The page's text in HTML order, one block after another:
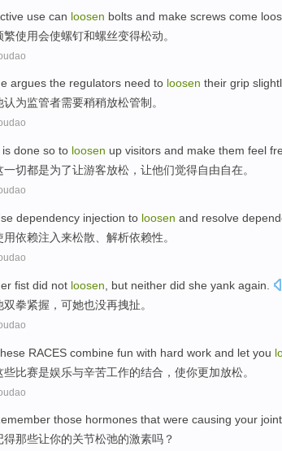
use can loosen bolts and make screws come
繁使用会使螺钉和螺丝变得松动。
argues the regulators need to loosen their grip
认为监管者需要稍稍放松管制 。
is done so to loosen up visitors and make them feel
一切都是为了让游客放松 ， 让他们觉得自由自在。
dependency injection to loosen and resolve
用依赖注入来松散 解析依赖性。
fist did not loosen but neither did she yank again
双拳紧握 ， 可她也没再拽扯。
RACES combine fun with hard work and let you
些比赛是娱乐与辛苦工作的结合 ， 使你更加放松。
those hormones that were causing your
得那些让你的关节松弛的激素吗？